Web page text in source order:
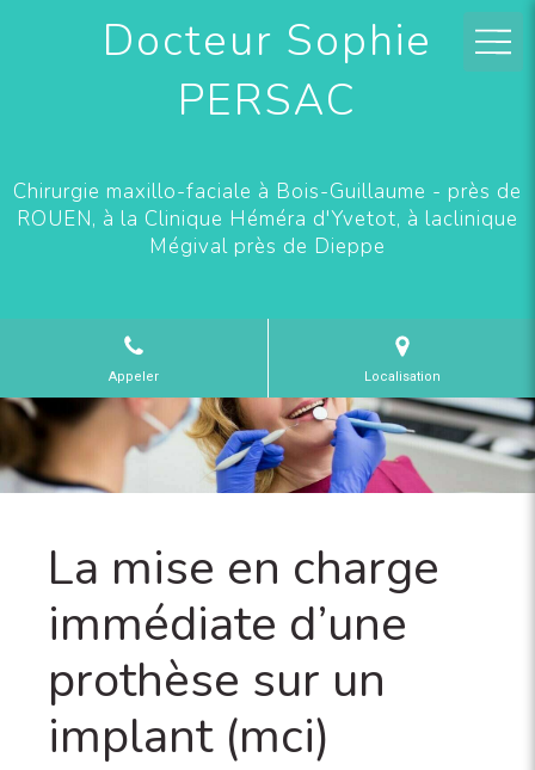
Docteur Sophie
PERSAC
Chirurgie maxillo-faciale à Bois-Guillaume - près de
ROUEN, à la Clinique Héméra d'Yvetot, à laclinique
Mégival près de Dieppe
Appeler Localisation
La mise en charge
immédiate d’une
prothèse sur un
implant (mci)